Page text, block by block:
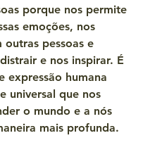
porque nos permite
emoções, nos
outras pessoas e
e nos inspirar. É
expressão humana
universal que nos
o mundo e a nós
mais profunda.